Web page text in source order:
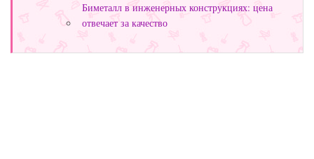
Биметалл в инженерных конструкциях: цена
отвечает за качество